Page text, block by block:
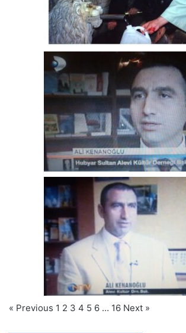
« Previous 1 2 3 4 5 6 … 16 Next »